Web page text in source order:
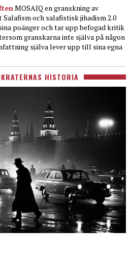
MOSAIQ en granskning av
och salafistisk jihadism 2.0
poänger och tar upp befogad kritik
granskarna inte själva på någon
själva lever upp till sina egna
HISTORIA